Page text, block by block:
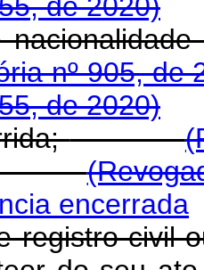
nº 905, de
de 2020)
encerrada
registro civil